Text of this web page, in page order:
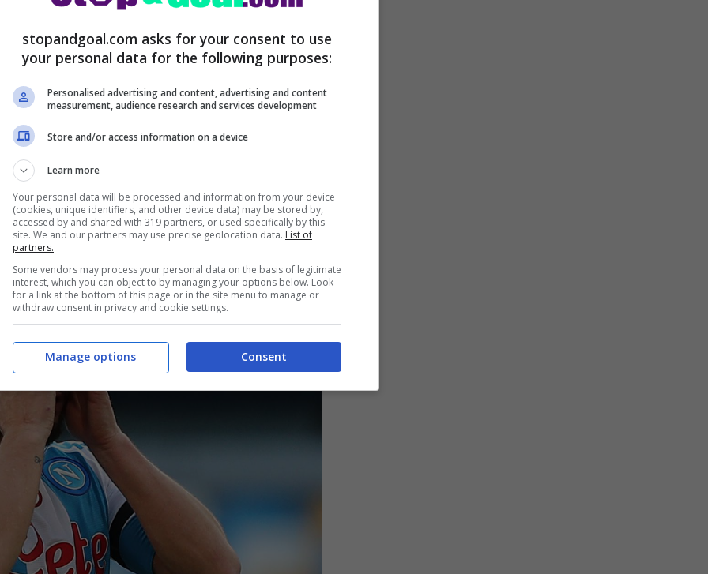
che hanno fatto infuriare
Massa, al di là del metro di giudizio
i partenopei hanno recriminato per un
da sanzionarsi con il giallo ed invece
stopandgoal.com asks for your consent to use
your personal data for the following purposes:
Personalised advertising and content, advertising and content
measurement, audience research and services development
Store and/or access information on a device
Learn more
Your personal data will be processed and information from your device
(cookies, unique identifiers, and other device data) may be stored by,
accessed by and shared with 319 partners, or used specifically by this
site. We and our partners may use precise geolocation data. List of
partners.
Some vendors may process your personal data on the basis of legitimate
interest, which you can object to by managing your options below. Look
for a link at the bottom of this page or in the site menu to manage or
withdraw consent in privacy and cookie settings.
Consent
Manage options